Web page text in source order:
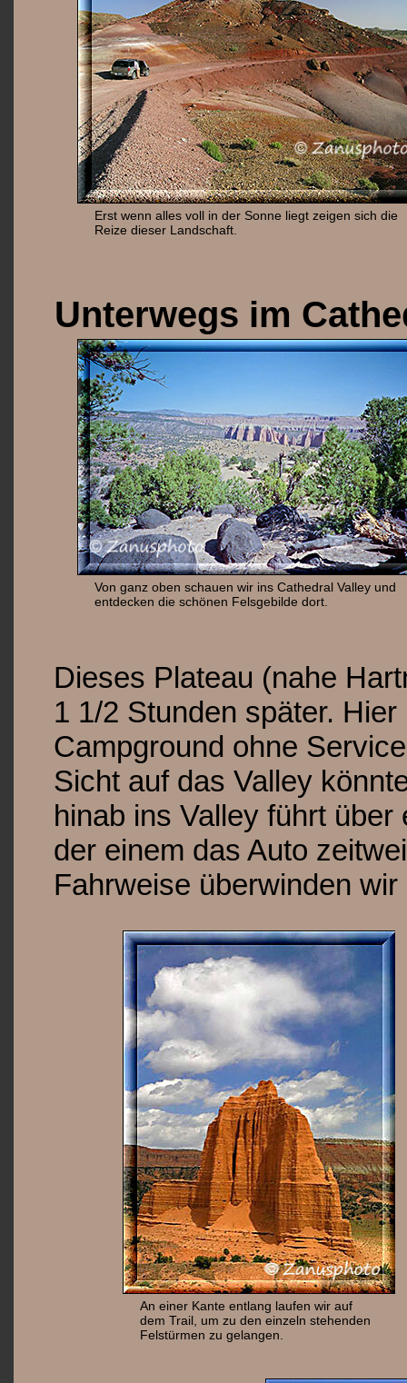
Erst wenn alles voll in der Sonne liegt zeigen sich die
Reize dieser Landschaft.
Unterwegs im
Von ganz oben schauen wir ins Cathedral Valley und
entdecken die schönen Felsgebilde dort.
Dieses Plateau (nahe
1 1/2 Stunden später.
Campground ohne
Sicht auf das Valley
hinab ins Valley führt
der einem das Auto
Fahrweise überwinden
An einer Kante entlang laufen wir auf
dem Trail, um zu den einzeln stehenden
Felstürmen zu gelangen.